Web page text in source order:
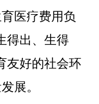
医疗费用负
得出、生得
友好的社会环
展。